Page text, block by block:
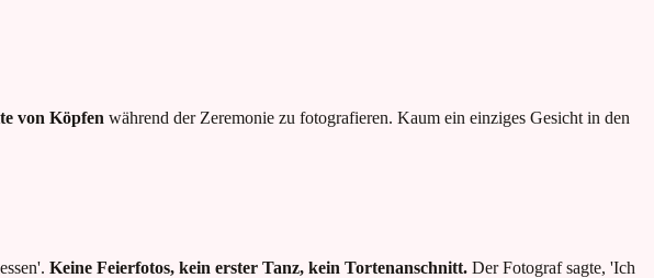
von Köpfen während der Zeremonie zu fotografieren. Kaum ein einziges Gesicht in den
Keine Feierfotos, kein erster Tanz, kein Tortenanschnitt. Der Fotograf sagte, 'Ich